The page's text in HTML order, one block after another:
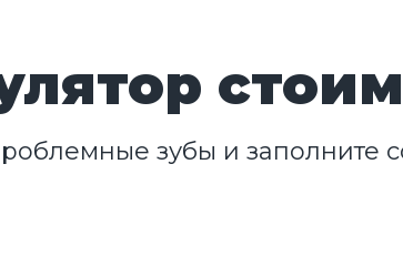
зубы и заполните